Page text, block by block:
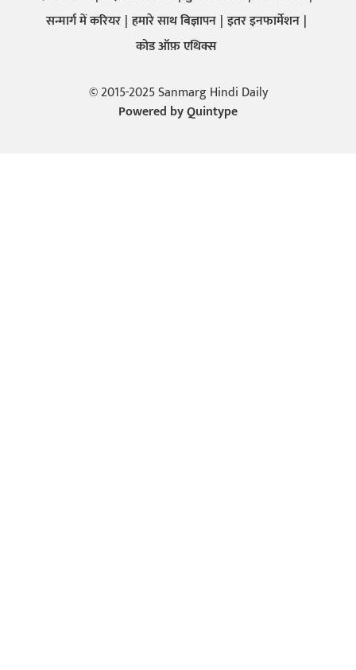
सन्मार्ग में करियर हमारे साथ बिज्ञापन इतर इनफार्मेशन
कोड ऑफ़ एथिक्स
© 2015-2025 Sanmarg Hindi Daily
Powered byQuintype